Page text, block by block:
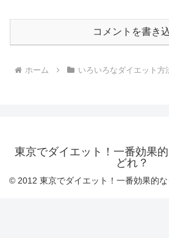
コメントを書き
ホーム いろいろなダイエット方
東京でダイエット！一番効果
どれ？
© 2012 東京でダイエット！一番効果的な